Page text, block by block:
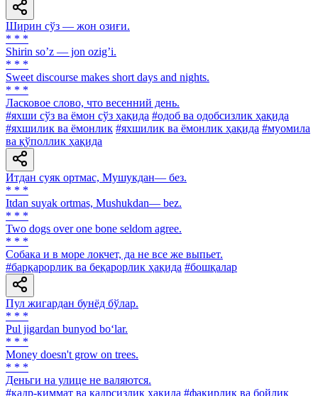
Ширин сўз — жон озиғи.
* * *
Shirin soʼz — jon ozigʼi.
* * *
Sweet discourse makes short days and nights.
* * *
Ласковое слово, что весенний день.
#яхши сўз ва ёмон сўз ҳақида #одоб ва одобсизлик ҳақида
#яхшилик ва ёмонлик #яхшилик ва ёмонлик ҳақида #муомила
ва қўполлик ҳақида
Итдан суяк ортмас, Мушукдан— без.
* * *
Itdan suyak ortmas, Mushukdan— bez.
* * *
Two dogs over one bone seldom agree.
* * *
Собака и в море локчет, да не все же выпьет.
#барқарорлик ва беқарорлик ҳақида #бошқалар
Пул жигардан бунёд бўлар.
* * *
Pul jigardan bunyod bo‘lar.
* * *
Money doesn't grow on trees.
* * *
Деньги на улице не валяются.
#қадр-қиммат ва қадрсизлик ҳақида #фақирлик ва бойлик